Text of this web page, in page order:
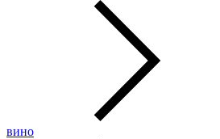
вино